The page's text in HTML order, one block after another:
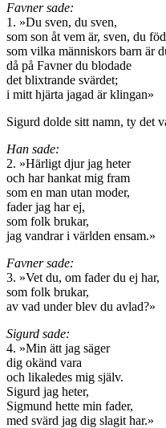
Favner sade:
1. »Du sven, du sven,
som son åt vem är, sven, du
som vilka människors barn är
då på Favner du blodade
det blixtrande svärdet;
i mitt hjärta jagad är klingan»
Sigurd dolde sitt namn, ty det
Han sade:
2. »Härligt djur jag heter
och har hankat mig fram
som en man utan moder,
fader jag har ej,
som folk brukar,
jag vandrar i världen ensam.»
Favner sade:
3. »Vet du, om fader du ej har,
som folk brukar,
av vad under blev du avlad?»
Sigurd sade:
4. »Min ätt jag säger
dig okänd vara
och likaledes mig själv.
Sigurd jag heter,
Sigmund hette min fader,
med svärd jag dig slagit har.»